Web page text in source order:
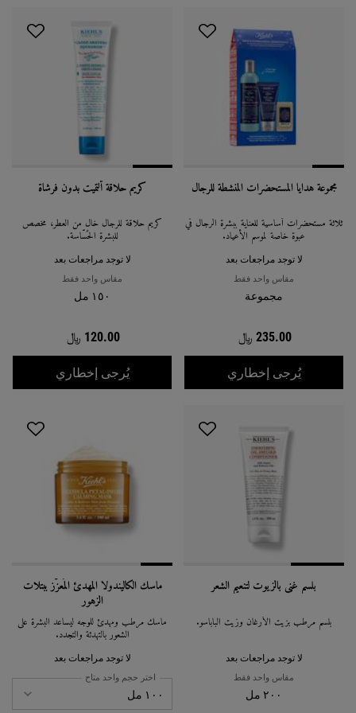
مجموعة هدايا المستحضرات المنشطة للرجال
ثلاثة مستحضرات أساسية للعناية ببشرة الرجال في
عبوة خاصة لموسم الأعياد.
لا توجد مراجعات بعد
مقاس واحد فقط
مجموعة
235.00 ﷼
يُرجى إخطاري
كريم حلاقة ألتميت بدون فرشاة
كريم حلاقة للرجال خالٍ من العطر، مخصّص
للبشرة الحسّاسة.
لا توجد مراجعات بعد
مقاس واحد فقط
١٥٠ مل
120.00 ﷼
يُرجى إخطاري
بلسم غني بالزيوت لتنعيم الشعر
بلسم مرطب بزيت الأرغان وزيت الباباسو.
لا توجد مراجعات بعد
مقاس واحد فقط
٢٠٠ مل
ماسك الكاليندولا المهدئ المُعزَّز ببتلات
الزهور
ماسك مرطب ومهدئ للوجه ليساعد البشرة على
الشعور بالتهدئة والتجدد.
لا توجد مراجعات بعد
اختر حجم واحد متاح